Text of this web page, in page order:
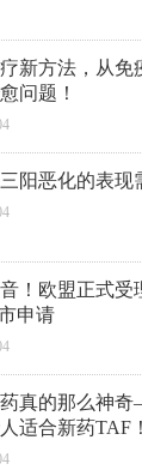
新方法，从免
问题！
阳恶化的表现
！欧盟正式受
申请
真的那么神
适合新药TAF！